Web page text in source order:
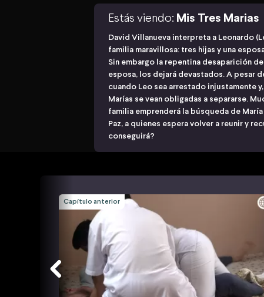
Estás viendo: Mis Tres Marias
David Villanueva interpreta a Leonardo
familia maravillosa: tres hijas y una
Sin embargo la repentina desaparición
esposa, los dejará devastados. A pesar
cuando Leo sea arrestado injustamente
Marías se vean obligadas a separarse.
familia emprenderá la búsqueda de
Paz, a quienes espera volver a reunir y
conseguirá?
Capítulo anterior